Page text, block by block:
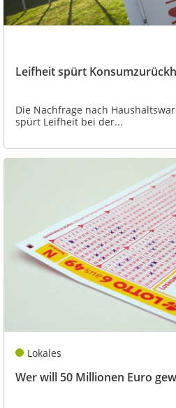
Leifheit spürt
Die Nachfrage nach
spürt Leifheit bei der...
Lokales
Wer will 50 Millionen Euro